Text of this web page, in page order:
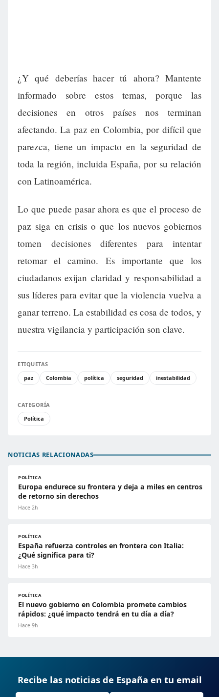
¿Y qué deberías hacer tú ahora? Mantente
informado sobre estos temas, porque las
decisiones en otros países nos terminan
afectando. La paz en Colombia, por difícil que
parezca, tiene un impacto en la seguridad de
toda la región, incluida España, por su relación
con Latinoamérica.
Lo que puede pasar ahora es que el proceso de
paz siga en crisis o que los nuevos gobiernos
tomen decisiones diferentes para intentar
retomar el camino. Es importante que los
ciudadanos exijan claridad y responsabilidad a
sus líderes para evitar que la violencia vuelva a
ganar terreno. La estabilidad es cosa de todos, y
nuestra vigilancia y participación son clave.
ETIQUETAS
paz
Colombia política seguridad inestabilidad
CATEGORÍA
Política
NOTICIAS RELACIONADAS
POLÍTICA
Europa endurece su frontera y deja a miles en centros
de retorno sin derechos
Hace 2h
POLÍTICA
España refuerza controles en frontera con Italia:
¿Qué significa para ti?
Hace 3h
POLÍTICA
El nuevo gobierno en Colombia promete cambios
rápidos: ¿qué impacto tendrá en tu día a día?
Hace 9h
Recibe las noticias de España en tu email